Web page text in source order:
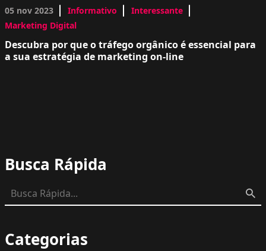
05 nov 2023 Informativo
Interessante
Marketing Digital
Descubra por que o tráfego orgânico é essencial para
a sua estratégia de marketing on-line
Busca Rápida
Categorias